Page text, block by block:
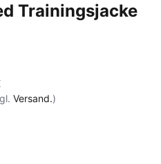
Trainingsjacke
Versand.)